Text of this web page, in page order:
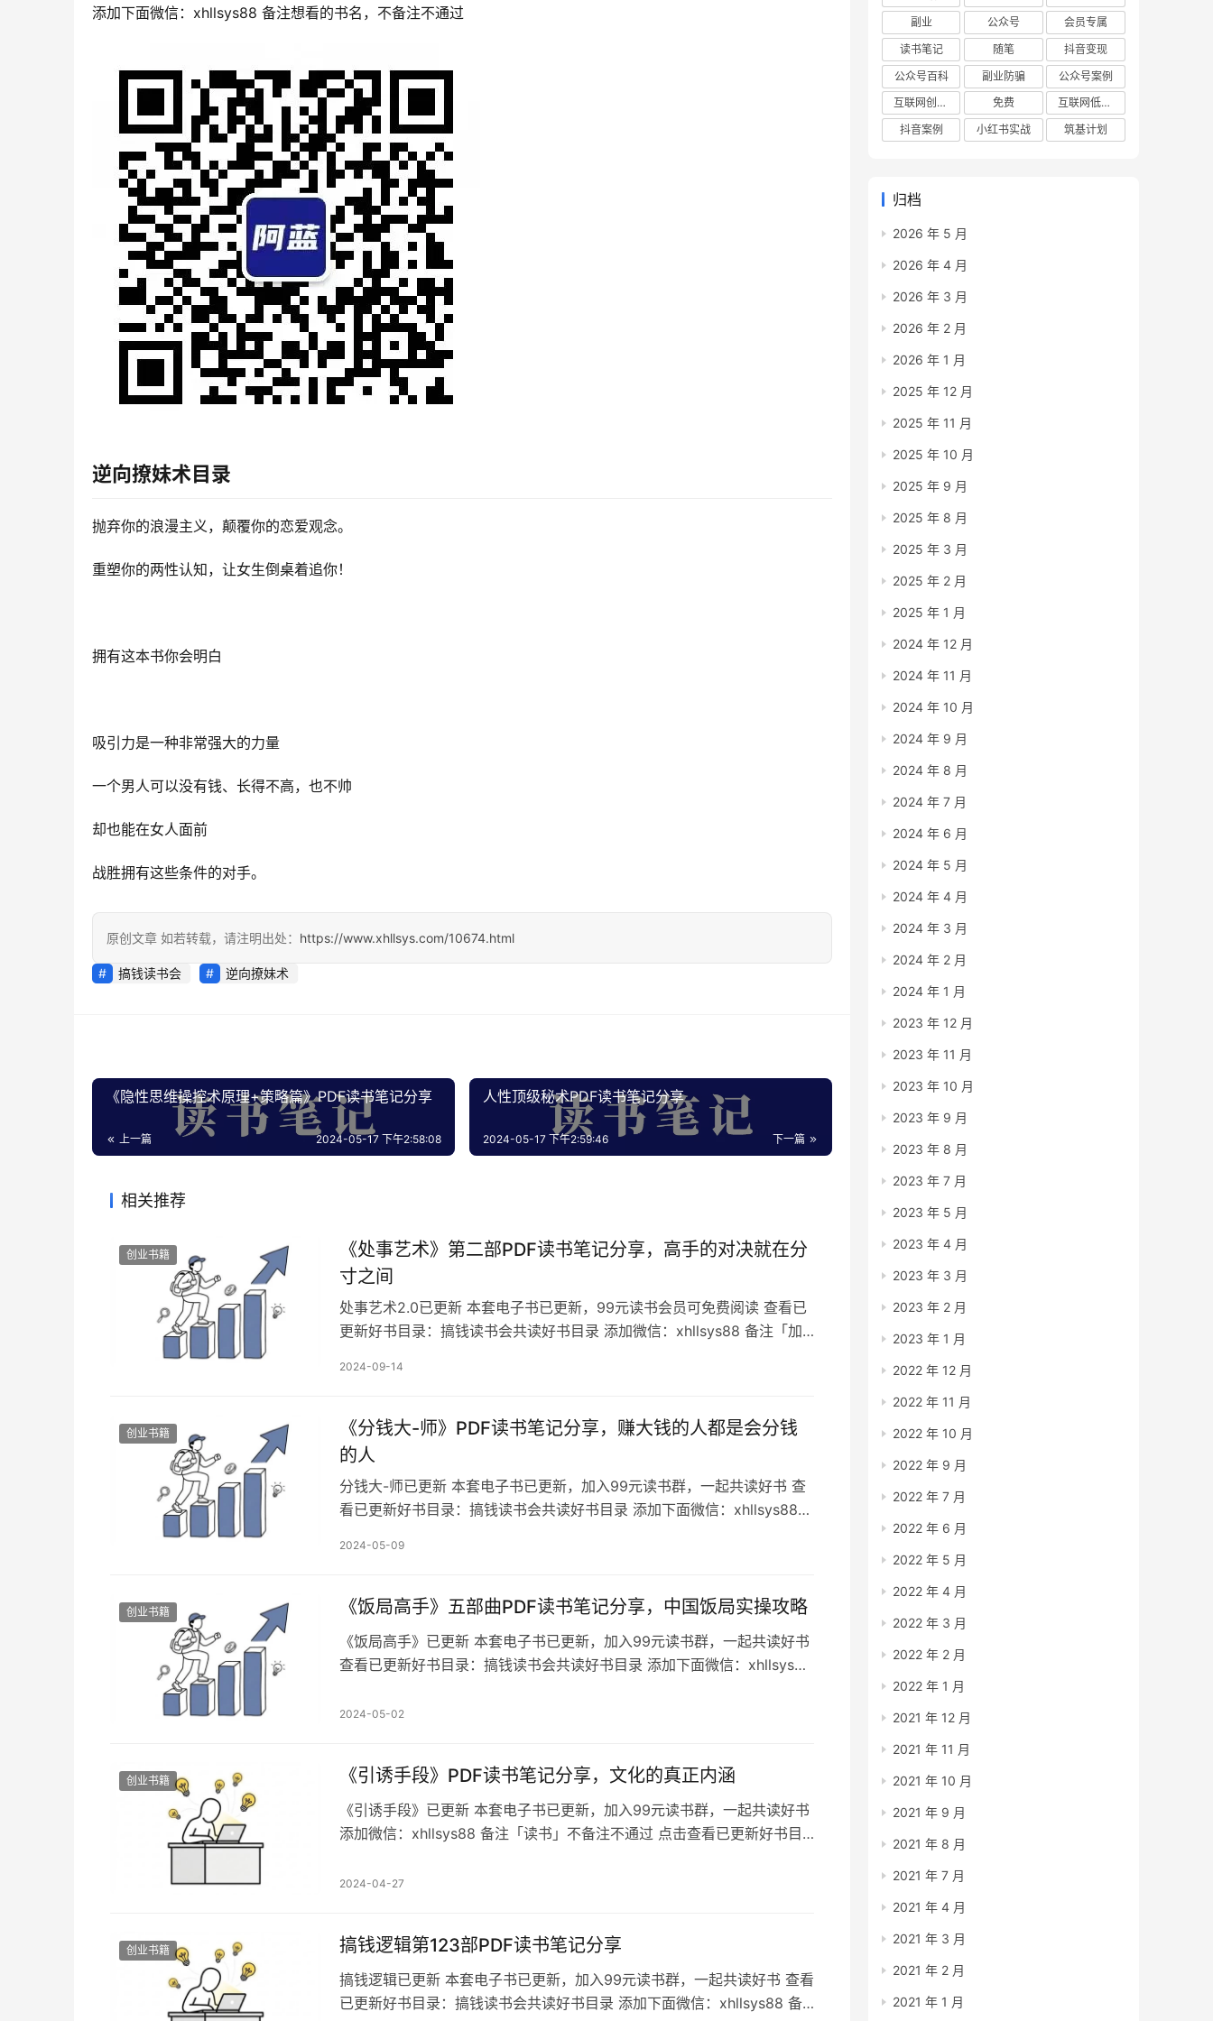
添加下面微信：xhllsys88 备注想看的书名，不备注不通过
逆向撩妹术目录
抛弃你的浪漫主义，颠覆你的恋爱观念。
重塑你的两性认知，让女生倒桌着追你！
拥有这本书你会明白
吸引力是一种非常强大的力量
一个男人可以没有钱、长得不高，也不帅
却也能在女人面前
战胜拥有这些条件的对手。
原创文章 如若转载，请注明出处： https://www.xhllsys.com/10674.html
搞钱读书会 逆向撩妹术
《隐性思维操控术原理+策略篇》PDF读书笔记分享
上一篇 2024-05-17 下午2:58:08
人性顶级秘术PDF读书笔记分享
下一篇
2024-05-17 下午2:59:46
相关推荐
创业书籍
《处‮艺事‬术》第二部PDF读书笔记分享，高‮的手‬对决‮在就‬分
寸之间
处‮艺事‬术2.0已更新 本套电子书已更新，99元读书会员可免费阅读 查看已
更新好书目录：搞钱读书会共读好书目录 添加微信：xhllsys88 备注「加
2024-09-14
创业书籍
《分钱大-师》PDF读书笔记分享，赚大钱的人都是会分钱
的人
分钱大-师已更新 本套电子书已更新，加入99元读书群，一起共读好书 查
看已更新好书目录：搞钱读书会共读好书目录 添加下面微信：xhllsys88
2024-05-09
创业书籍 《饭局高手》五部曲PDF读书笔记分享，中国饭局实操攻略
《饭局高手》已更新 本套电子书已更新，加入99元读书群，一起共读好书
查看已更新好书目录：搞钱读书会共读好书目录 添加下面微信：xhllsys88
——吃的是饭，更是局。 在高人眼中，吃饭事小，出局事大…… 饭局在中
2024-05-02
创业书籍 《引诱手段》PDF读书笔记分享，文化的真正内涵
《引诱手段》已更新 本套电子书已更新，加入99元读书群，一起共读好书
添加微信：xhllsys88 备注「读书」不备注不通过 点击查看已更新好书目
先觉，头脑简单的人是不知不觉，大部份的人是知而不觉。 如果这本书激
2024-04-27
创业书籍 搞钱逻辑第123部PDF读书笔记分享
搞钱逻辑已更新 本套电子书已更新，加入99元读书群，一起共读好书 查看
已更新好书目录：搞钱读书会共读好书目录 添加下面微信：xhllsys88 备
副业
公众号
会员专属
读书笔记
随笔
抖音变现
公众号百科
副业防骗
公众号案例
互联网创业项目
免费
互联网低成本创业项目
抖音案例
小红书实战 筑基计划
归档
2026 年 5 月
2026 年 4 月
2026 年 3 月
2026 年 2 月
2026 年 1 月
2025 年 12 月
2025 年 11 月
2025 年 10 月
2025 年 9 月
2025 年 8 月
2025 年 3 月
2025 年 2 月
2025 年 1 月
2024 年 12 月
2024 年 11 月
2024 年 10 月
2024 年 9 月
2024 年 8 月
2024 年 7 月
2024 年 6 月
2024 年 5 月
2024 年 4 月
2024 年 3 月
2024 年 2 月
2024 年 1 月
2023 年 12 月
2023 年 11 月
2023 年 10 月
2023 年 9 月
2023 年 8 月
2023 年 7 月
2023 年 5 月
2023 年 4 月
2023 年 3 月
2023 年 2 月
2023 年 1 月
2022 年 12 月
2022 年 11 月
2022 年 10 月
2022 年 9 月
2022 年 7 月
2022 年 6 月
2022 年 5 月
2022 年 4 月
2022 年 3 月
2022 年 2 月
2022 年 1 月
2021 年 12 月
2021 年 11 月
2021 年 10 月
2021 年 9 月
2021 年 8 月
2021 年 7 月
2021 年 4 月
2021 年 3 月
2021 年 2 月
2021 年 1 月